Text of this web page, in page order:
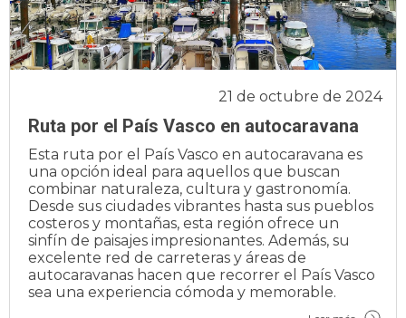
Ruta por el País Vasco en autocaravana
21 de octubre de 2024
Esta ruta por el País Vasco en autocaravana es
una opción ideal para aquellos que buscan
combinar naturaleza, cultura y gastronomía.
Desde sus ciudades vibrantes hasta sus pueblos
costeros y montañas, esta región ofrece un
sinfín de paisajes impresionantes. Además, su
excelente red de carreteras y áreas de
autocaravanas hacen que recorrer el País Vasco
sea una experiencia cómoda y memorable.